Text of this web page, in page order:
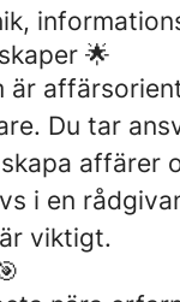
🌟
är
Du tar
affärer
i en
viktigt.